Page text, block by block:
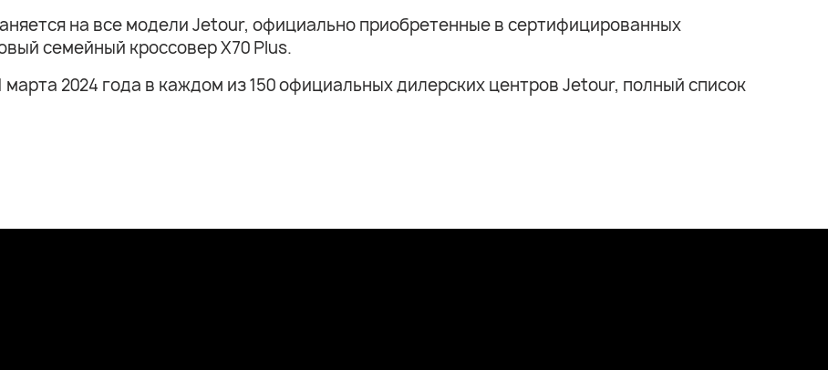
на все модели Jetour, официально приобретенные в сертифицированных
семейный кроссовер X70 Plus.
2024 года в каждом из 150 официальных дилерских центров Jetour, полный список